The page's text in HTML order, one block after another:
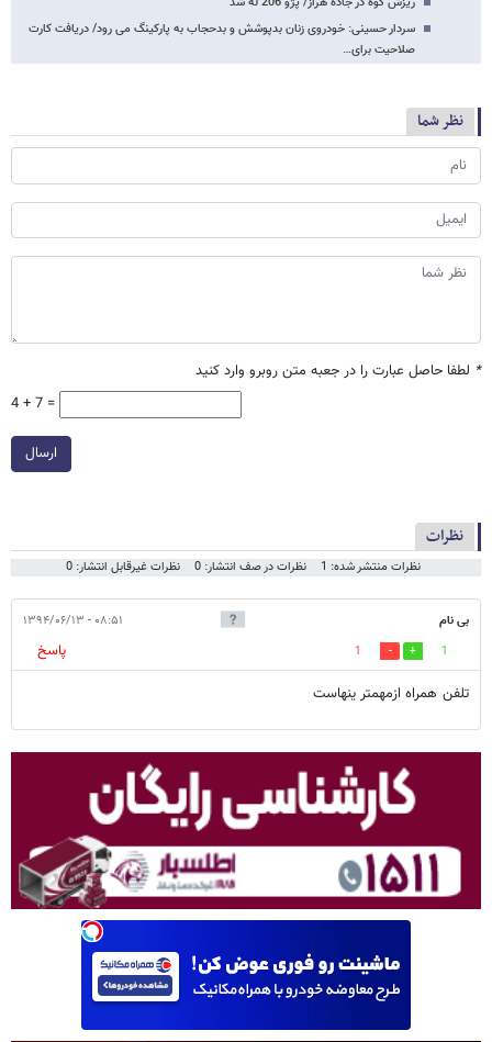
سردار حسینی: خودروی زنان بدپوشش و بدحجاب به پارکینگ می رود/ دریافت کارت
صلاحیت برای…
نظر شما
* لطفا حاصل عبارت را در جعبه متن روبرو وارد کنید
4 + 7 =
ارسال
نظرات
نظرات منتشر شده: 1 نظرات در صف انتشار: 0 نظرات غیرقابل انتشار: 0
بی نام ۰۸:۵۱ - ۱۳۹۴/۰۶/۱۳
1
1
پاسخ
تلفن همراه ازمهمتر ینهاست